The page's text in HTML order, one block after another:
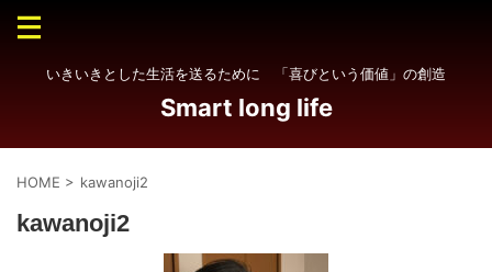
いきいきとした生活を送るために 「喜びという価値」の創造
Smart long life
HOME > kawanoji2
kawanoji2